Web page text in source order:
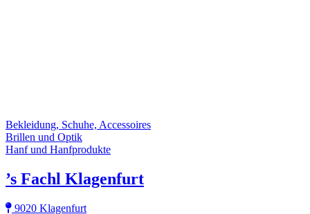
Bekleidung, Schuhe, Accessoires
Brillen und Optik
Hanf und Hanfprodukte
’s Fachl Klagenfurt
9020 Klagenfurt